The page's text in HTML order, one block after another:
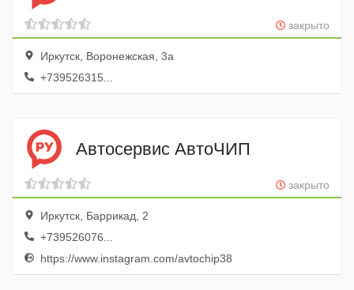
закрыто
Иркутск, Воронежская, 3а
+739526315...
Автосервис АвтоЧИП
закрыто
Иркутск, Баррикад, 2
+739526076...
https://www.instagram.com/avtochip38